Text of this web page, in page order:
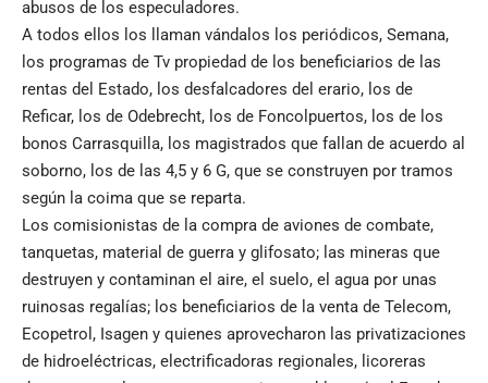
abusos de los especuladores.
A todos ellos los llaman vándalos los periódicos, Semana,
los programas de Tv propiedad de los beneficiarios de las
rentas del Estado, los desfalcadores del erario, los de
Reficar, los de Odebrecht, los de Foncolpuertos, los de los
bonos Carrasquilla, los magistrados que fallan de acuerdo al
soborno, los de las 4,5 y 6 G, que se construyen por tramos
según la coima que se reparta.
Los comisionistas de la compra de aviones de combate,
tanquetas, material de guerra y glifosato; las mineras que
destruyen y contaminan el aire, el suelo, el agua por unas
ruinosas regalías; los beneficiarios de la venta de Telecom,
Ecopetrol, Isagen y quienes aprovecharon las privatizaciones
de hidroeléctricas, electrificadoras regionales, licoreras